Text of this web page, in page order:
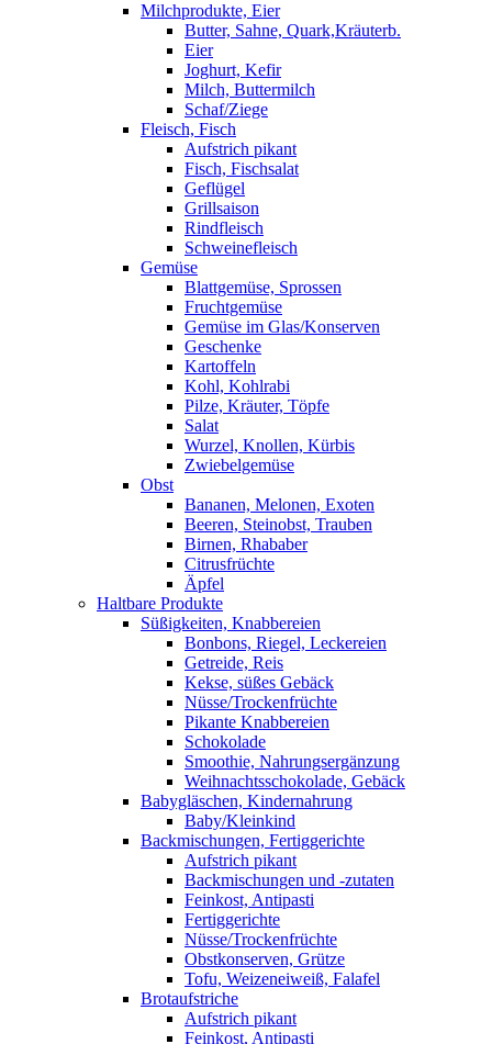
Milchprodukte, Eier
Butter, Sahne, Quark,Kräuterb.
Eier
Joghurt, Kefir
Milch, Buttermilch
Schaf/Ziege
Fleisch, Fisch
Aufstrich pikant
Fisch, Fischsalat
Geflügel
Grillsaison
Rindfleisch
Schweinefleisch
Gemüse
Blattgemüse, Sprossen
Fruchtgemüse
Gemüse im Glas/Konserven
Geschenke
Kartoffeln
Kohl, Kohlrabi
Pilze, Kräuter, Töpfe
Salat
Wurzel, Knollen, Kürbis
Zwiebelgemüse
Obst
Bananen, Melonen, Exoten
Beeren, Steinobst, Trauben
Birnen, Rhababer
Citrusfrüchte
Äpfel
Haltbare Produkte
Süßigkeiten, Knabbereien
Bonbons, Riegel, Leckereien
Getreide, Reis
Kekse, süßes Gebäck
Nüsse/Trockenfrüchte
Pikante Knabbereien
Schokolade
Smoothie, Nahrungsergänzung
Weihnachtsschokolade, Gebäck
Babygläschen, Kindernahrung
Baby/Kleinkind
Backmischungen, Fertiggerichte
Aufstrich pikant
Backmischungen und -zutaten
Feinkost, Antipasti
Fertiggerichte
Nüsse/Trockenfrüchte
Obstkonserven, Grütze
Tofu, Weizeneiweiß, Falafel
Brotaufstriche
Aufstrich pikant
Feinkost, Antipasti